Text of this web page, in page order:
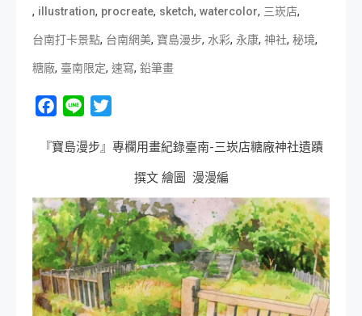
, illustration, procreate, sketch, watercolor, 三崁店,
台南打卡景點, 台南網美, 寶島漫步, 水彩, 永康, 神社, 秘境,
糖廠, 臺南限定, 速寫, 鉛筆畫
Facebook
Line
『寶島漫步』專欄用畫紀錄臺南-三崁店糖廠神社遺蹟
撰文 繪圖 漫漫編